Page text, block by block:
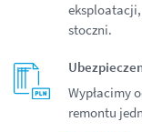
stoczni.
Wypłacimy
remontu